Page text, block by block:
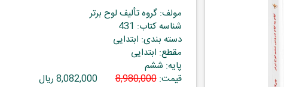
مولف: گروه تألیف لوح برتر
شناسه کتاب: 431
دسته بندی: ابتدایی
مقطع: ابتدایی
پایه: ششم
قیمت:8,980,000 8,082,000 ریال